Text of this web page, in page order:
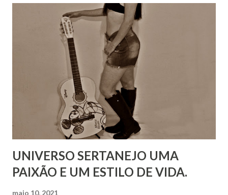
UNIVERSO SERTANEJO UMA
PAIXÃO E UM ESTILO DE VIDA.
maio 10, 2021